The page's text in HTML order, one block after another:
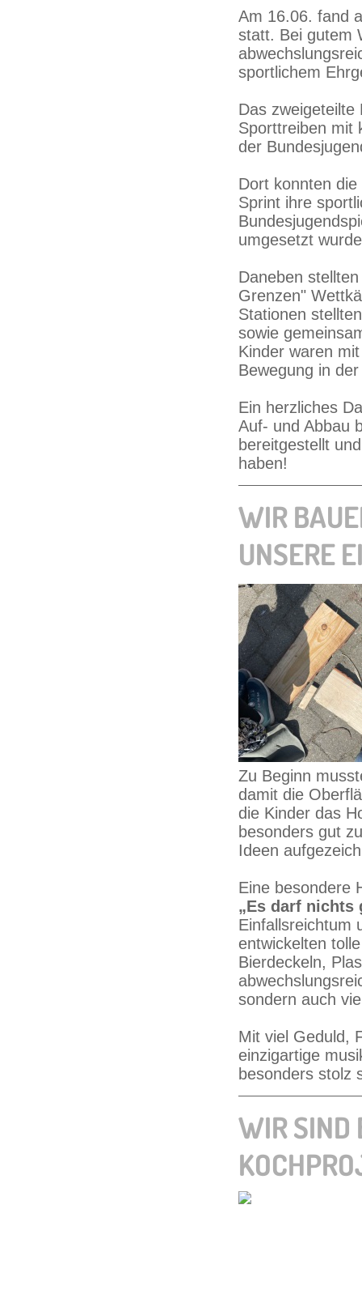
Am 16.06. fand
statt. Bei gutem
sportlichem
Das
Sporttreiben mit
der
Dort konnten
Sprint ihre
umgesetzt
Daneben
Grenzen"
Stationen
sowie
Kinder waren
Bewegung in
Ein herzliches
Auf- und Abbau
bereitgestellt
haben!
WIR
UNSERE
Zu Beginn
damit die
die Kinder das
besonders gut
Ideen
Eine besondere
„Es darf nichts
Einfallsreichtum
entwickelten
Bierdeckeln,
sondern auch
Mit viel Geduld,
einzigartige
besonders stolz
WIR SIND